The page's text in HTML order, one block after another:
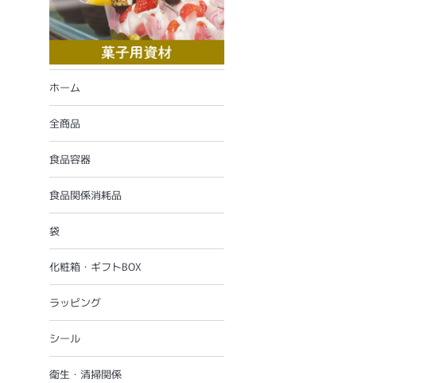
ホーム
全商品
食品容器
食品関係消耗品
袋
化粧箱・ギフトBOX
ラッピング
シール
衛生・清掃関係